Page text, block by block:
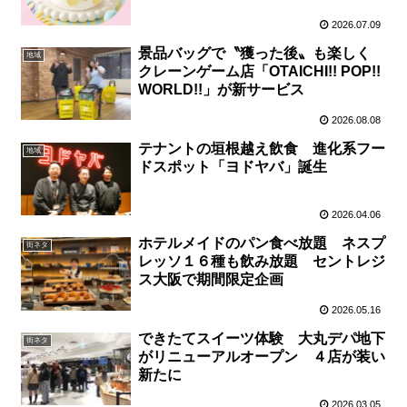
2026.07.09
地域
景品バッグで〝獲った後〟も楽しく
クレーンゲーム店「OTAICHI!! POP!!
WORLD!!」が新サービス
2026.08.08
地域
テナントの垣根越え飲食 進化系フー
ドスポット「ヨドヤバ」誕生
2026.04.06
街ネタ
ホテルメイドのパン食べ放題 ネスプ
レッソ１６種も飲み放題 セントレジ
ス大阪で期間限定企画
2026.05.16
街ネタ
できたてスイーツ体験 大丸デパ地下
がリニューアルオープン ４店が装い
新たに
2026.03.05